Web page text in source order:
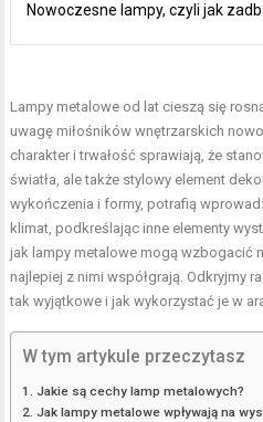
Nowoczesne lampy, czyli jak
Lampy metalowe od lat cieszą się
uwagę miłośników wnętrzarskich
charakter i trwałość sprawiają, że
światła, ale także stylowy element
wykończenia i formy, potrafią
klimat, podkreślając inne elementy
jak lampy metalowe mogą wzbogacić
najlepiej z nimi współgrają. Odkryjmy
tak wyjątkowe i jak wykorzystać je w
W tym artykule przeczytasz
Jakie są cechy lamp metalowych?
Jak lampy metalowe wpływają na